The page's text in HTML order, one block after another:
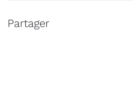
Partager